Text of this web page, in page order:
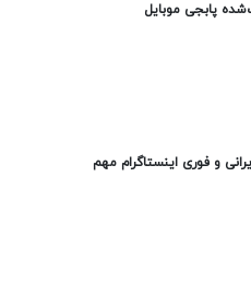
پابجی موبایل
و فوری اینستاگرام مهم